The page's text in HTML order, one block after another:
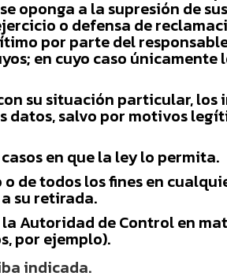
a la supresión de
o defensa de
por parte del
en cuyo caso únicamente
su situación particular, los
salvo por motivos
en que la ley lo permita.
de todos los fines en
su retirada.
Autoridad de Control en
por ejemplo).
indicada.